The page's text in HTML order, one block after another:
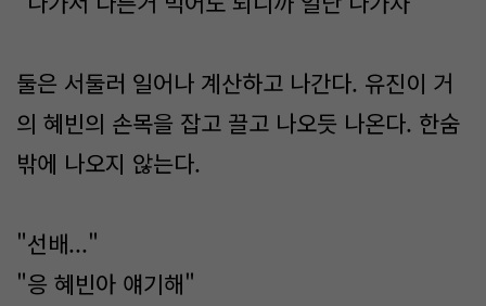
둘은 서둘러 일어나 계산하고 나간다. 유진이 거
의 혜빈의 손목을 잡고 끌고 나오듯 나온다. 한숨
밖에 나오지 않는다.
"선배..."
"응 혜빈아 얘기해"